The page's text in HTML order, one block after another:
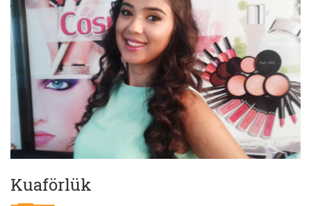
Kuaförlük